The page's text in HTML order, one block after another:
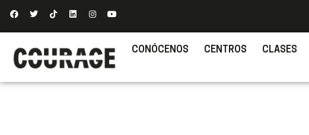
CONÓCENOS CENTROS CLASES